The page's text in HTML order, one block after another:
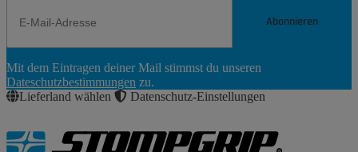
Abonnieren
Abonnieren
Mit dem Eintragen deiner Mail stimmst du unseren
Dateschutzbestimmungen zu.
Lieferland wählen
Datenschutz-Einstellungen